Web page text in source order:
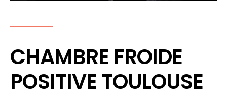
CHAMBRE FROIDE
POSITIVE TOULOUSE